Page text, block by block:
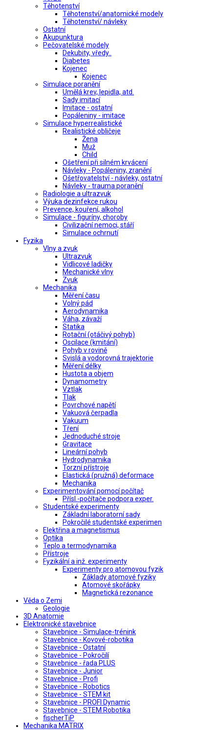
Těhotenství
Těhotenství/anatomické modely
Těhotenství/ návleky
Ostatní
Akupunktura
Pečovatelské modely
Dekubity, vředy..
Diabetes
Kojenec
Kojenec
Simulace poranění
Umělá krev, lepidla, atd.
Sady imitací
Imitace - ostatní
Popáleniny - imitace
Simulace hyperrealistické
Realistické obličeje
Žena
Muž
Child
Ošetření při silném krvácení
Návleky - Popáleniny, zranění
Ošetřovatelství - návleky, ostatní
Návleky - trauma poranění
Radiologie a ultrazvuk
Výuka dezinfekce rukou
Prevence, kouření, alkohol
Simulace - figuríny, choroby
Civilizační nemoci, stáří
Simulace ochrnutí
Fyzika
Vlny a zvuk
Ultrazvuk
Vidlicové ladičky
Mechanické vlny
Zvuk
Mechanika
Měření času
Volný pád
Aerodynamika
Váha, závaží
Statika
Rotační (otáčivý pohyb)
Oscilace (kmitání)
Pohyb v rovině
Svislá a vodorovná trajektorie
Měření délky
Hustota a objem
Dynamometry
Vztlak
Tlak
Povrchové napětí
Vakuová čerpadla
Vakuum
Tření
Jednoduché stroje
Gravitace
Lineární pohyb
Hydrodynamika
Torzní přístroje
Elastická (pružná) deformace
Mechanika
Experimentování pomocí počítač
Přísl.-počítače podpora exper.
Studentské experimenty
Základní laboratorní sady
Pokročilé studentské experimen
Elektřina a magnetismus
Optika
Teplo a termodynamika
Přístroje
Fyzikální a inž. experimenty
Experimenty pro atomovou fyzik
Základy atomové fyziky
Atomové skořápky
Magnetická rezonance
Věda o Zemi
Geologie
3D Anatomie
Elektronické stavebnice
Stavebnice - Simulace-trénink
Stavebnice - Kovové-robotika
Stavebnice - Ostatní
Stavebnice - Pokročilí
Stavebnice - řada PLUS
Stavebnice - Junior
Stavebnice - Profi
Stavebnice - Robotics
Stavebnice - STEM kit
Stavebnice - PROFI Dynamic
Stavebnice - STEM Robotika
fischerTiP
Mechanika MATRIX